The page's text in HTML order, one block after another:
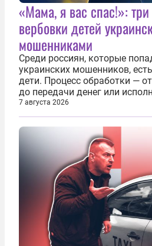
«Мама, я вас спас!»:
вербовки детей
мошенниками
Среди россиян, которые
украинских мошенников,
дети. Процесс обработки —
до передачи денег или
кураторов может занять от
нескольких месяцев. Детей
послушных исполнителей,
7 августа 2026